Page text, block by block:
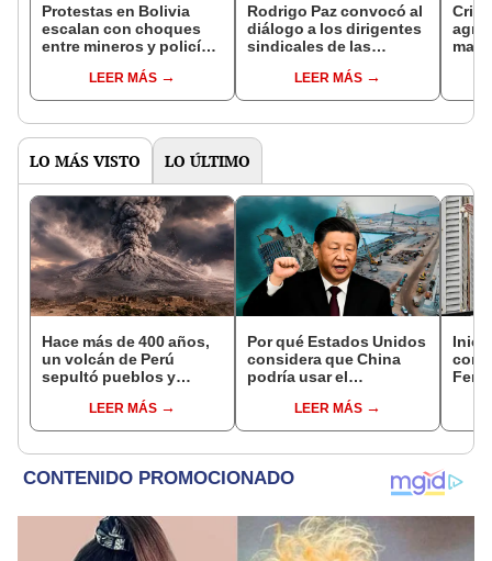
Protestas en Bolivia
escalan con choques
entre mineros y policías
política y social
LEER MÁS
Rodrigo Paz convocó al
diálogo a los dirigentes
sindicales de las
bloquean más de 50
vías de Bolivia
LEER MÁS
LO MÁS VISTO LO ÚLTIMO
Hace más de 400 años,
un volcán de Perú
sepultó pueblos y
veranos más fríos de la
historia: sigue bajo
LEER MÁS
Por qué Estados Unidos
considera que China
podría usar el
para fines militares
LEER MÁS